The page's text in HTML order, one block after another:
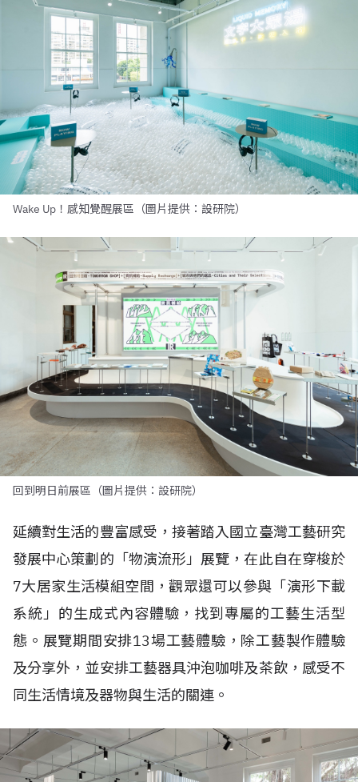
Wake Up！感知覺醒展區（圖片提供：設研院）
回到明日前展區（圖片提供：設研院）
延續對生活的豐富感受，接著踏入國立臺灣工藝研究
發展中心策劃的「物演流形」展覽，在此自在穿梭於
7大居家生活模組空間，觀眾還可以參與「演形下載
系統」的生成式內容體驗，找到專屬的工藝生活型
態。展覽期間安排13場工藝體驗，除工藝製作體驗
及分享外，並安排工藝器具沖泡咖啡及茶飲，感受不
同生活情境及器物與生活的關連。